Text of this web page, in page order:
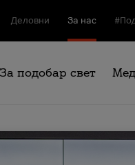
Деловни За нас
За подобар свет